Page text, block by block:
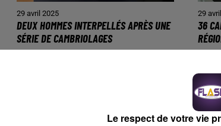
29 avril 2025
DEUX HOMMES INTERPELLÉS APRÈS UNE
SÉRIE DE CAMBRIOLAGES
29
36
Le respect de votre vie